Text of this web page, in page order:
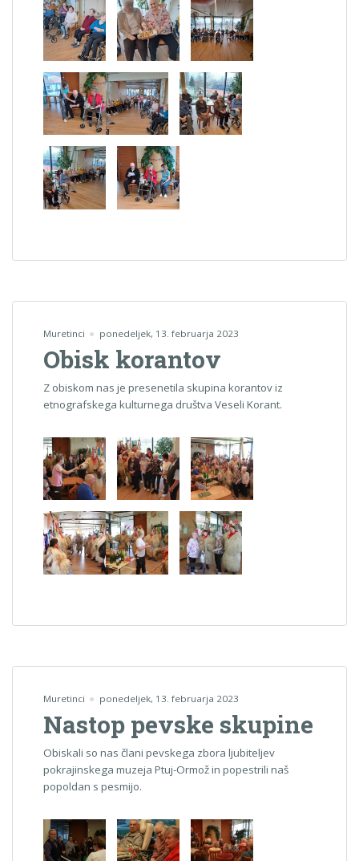
Muretinci ponedeljek, 13. februarja 2023
Obisk korantov
Z obiskom nas je presenetila skupina korantov iz
etnografskega kulturnega društva Veseli Korant.
Muretinci ponedeljek, 13. februarja 2023
Nastop pevske skupine
Obiskali so nas člani pevskega zbora ljubiteljev
pokrajinskega muzeja Ptuj-Ormož in popestrili naš
popoldan s pesmijo.